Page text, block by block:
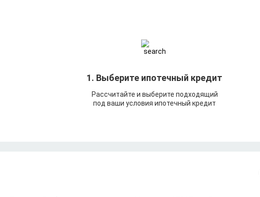
1. Выберите ипотечный кредит
Рассчитайте и выберите подходящий
под ваши условия ипотечный кредит